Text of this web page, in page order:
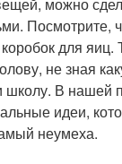
Посмотрите,
для яиц.
не зная
школу. В нашей
идеи,
неумеха.